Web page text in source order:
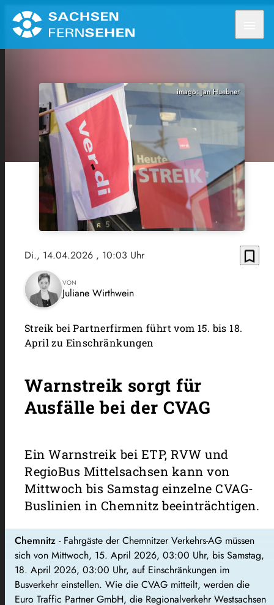
imago: Jan Huebner
Di., 14.04.2026 , 10:03 Uhr bookmark_border
VON
Juliane Wirthwein
Streik bei Partnerfirmen führt vom 15. bis 18.
April zu Einschränkungen
Warnstreik sorgt für
Ausfälle bei der CVAG
Ein Warnstreik bei ETP, RVW und
RegioBus Mittelsachsen kann von
Mittwoch bis Samstag einzelne CVAG-
Buslinien in Chemnitz beeinträchtigen.
Chemnitz - Fahrgäste der Chemnitzer Verkehrs-AG müssen
sich von Mittwoch, 15. April 2026, 03:00 Uhr, bis Samstag,
18. April 2026, 03:00 Uhr, auf Einschränkungen im
Busverkehr einstellen. Wie die CVAG mitteilt, werden die
Euro Traffic Partner GmbH, die Regionalverkehr Westsachsen